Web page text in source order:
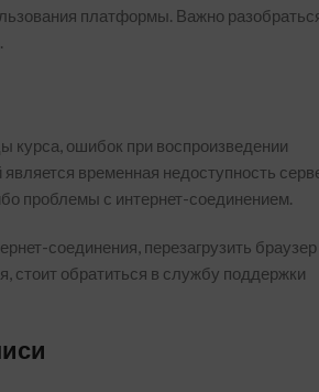
платформы. Важно
курса, ошибок при воспроизведении
временная недоступность
проблемы с интернет-соединением.
соединения, перезагрузить
стоит обратиться в службу поддержки